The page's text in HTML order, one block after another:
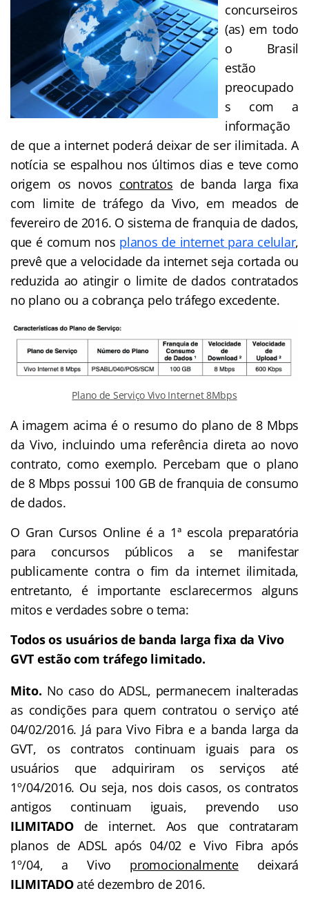
concurseiros
(as) em todo
o Brasil
estão
preocupado
s com a
informação
de que a internet poderá deixar de ser ilimitada. A
notícia se espalhou nos últimos dias e teve como
origem os novos contratos de banda larga fixa
com limite de tráfego da Vivo, em meados de
fevereiro de 2016. O sistema de franquia de dados,
que é comum nos planos de internet para celular,
prevê que a velocidade da internet seja cortada ou
reduzida ao atingir o limite de dados contratados
no plano ou a cobrança pelo tráfego excedente.
Plano de Serviço Vivo Internet 8Mbps
A imagem acima é o resumo do plano de 8 Mbps
da Vivo, incluindo uma referência direta ao novo
contrato, como exemplo. Percebam que o plano
de 8 Mbps possui 100 GB de franquia de consumo
de dados.
O Gran Cursos Online é a 1ª escola preparatória
para concursos públicos a se manifestar
publicamente contra o fim da internet ilimitada,
entretanto, é importante esclarecermos alguns
mitos e verdades sobre o tema:
Todos os usuários de banda larga fixa da Vivo
GVT estão com tráfego limitado.
Mito. No caso do ADSL, permanecem inalteradas
as condições para quem contratou o serviço até
04/02/2016. Já para Vivo Fibra e a banda larga da
GVT, os contratos continuam iguais para os
usuários que adquiriram os serviços até
1º/04/2016. Ou seja, nos dois casos, os contratos
antigos continuam iguais, prevendo uso
ILIMITADOde internet. Aos que contrataram
planos de ADSL após 04/02 e Vivo Fibra após
1º/04, a Vivo promocionalmentedeixará
ILIMITADOaté dezembro de 2016.